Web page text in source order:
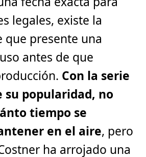
legales, existe la
que presente una
antes de que
Con la serie
su popularidad, no
tiempo se
en el aire, pero
ha arrojado una